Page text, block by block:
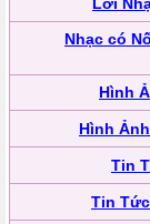
Nhạc có
Hình
Hình
Tin
Tin